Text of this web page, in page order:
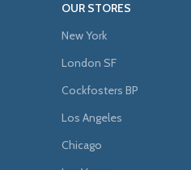
OUR STORES
New York
London SF
Cockfosters BP
Los Angeles
Chicago